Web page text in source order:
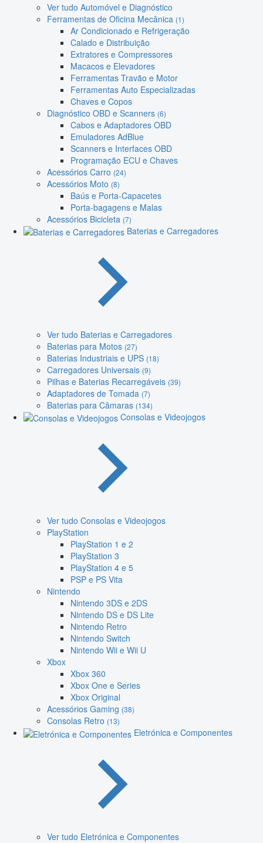
Ver tudo Automóvel e Diagnóstico
Ferramentas de Oficina Mecânica (1)
Ar Condicionado e Refrigeração
Calado e Distribuição
Extratores e Compressores
Macacos e Elevadores
Ferramentas Travão e Motor
Ferramentas Auto Especializadas
Chaves e Copos
Diagnóstico OBD e Scanners (6)
Cabos e Adaptadores OBD
Emuladores AdBlue
Scanners e Interfaces OBD
Programação ECU e Chaves
Acessórios Carro (24)
Acessórios Moto (8)
Baús e Porta-Capacetes
Porta-bagagens e Malas
Acessórios Bicicleta (7)
Baterias e Carregadores
Ver tudo Baterias e Carregadores
Baterias para Motos (27)
Baterias Industriais e UPS (18)
Carregadores Universais (9)
Pilhas e Baterias Recarregáveis (39)
Adaptadores de Tomada (7)
Baterias para Câmaras (134)
Consolas e Videojogos
Ver tudo Consolas e Videojogos
PlayStation
PlayStation 1 e 2
PlayStation 3
PlayStation 4 e 5
PSP e PS Vita
Nintendo
Nintendo 3DS e 2DS
Nintendo DS e DS Lite
Nintendo Retro
Nintendo Switch
Nintendo Wii e Wii U
Xbox
Xbox 360
Xbox One e Series
Xbox Original
Acessórios Gaming (38)
Consolas Retro (13)
Eletrónica e Componentes
Ver tudo Eletrónica e Componentes